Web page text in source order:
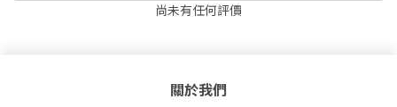
尚未有任何評價
關於我們